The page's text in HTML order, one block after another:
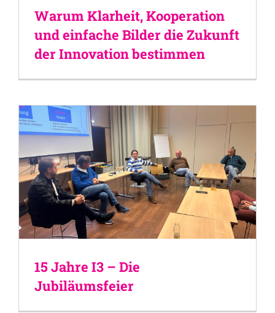
Warum Klarheit, Kooperation
und einfache Bilder die Zukunft
der Innovation bestimmen
15 Jahre I3 – Die
Jubiläumsfeier